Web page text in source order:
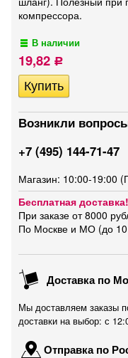
компрессора.
В наличии
19,82 Р
Возникли
+7 (495) 144-71-47
Магазин: 10:00-19:00
Бесплатная доставка!
При заказе от 8000
По Москве и МО (до
Доставка по
Мы доставляем заказы
доставки на выбор: с
Отправка по